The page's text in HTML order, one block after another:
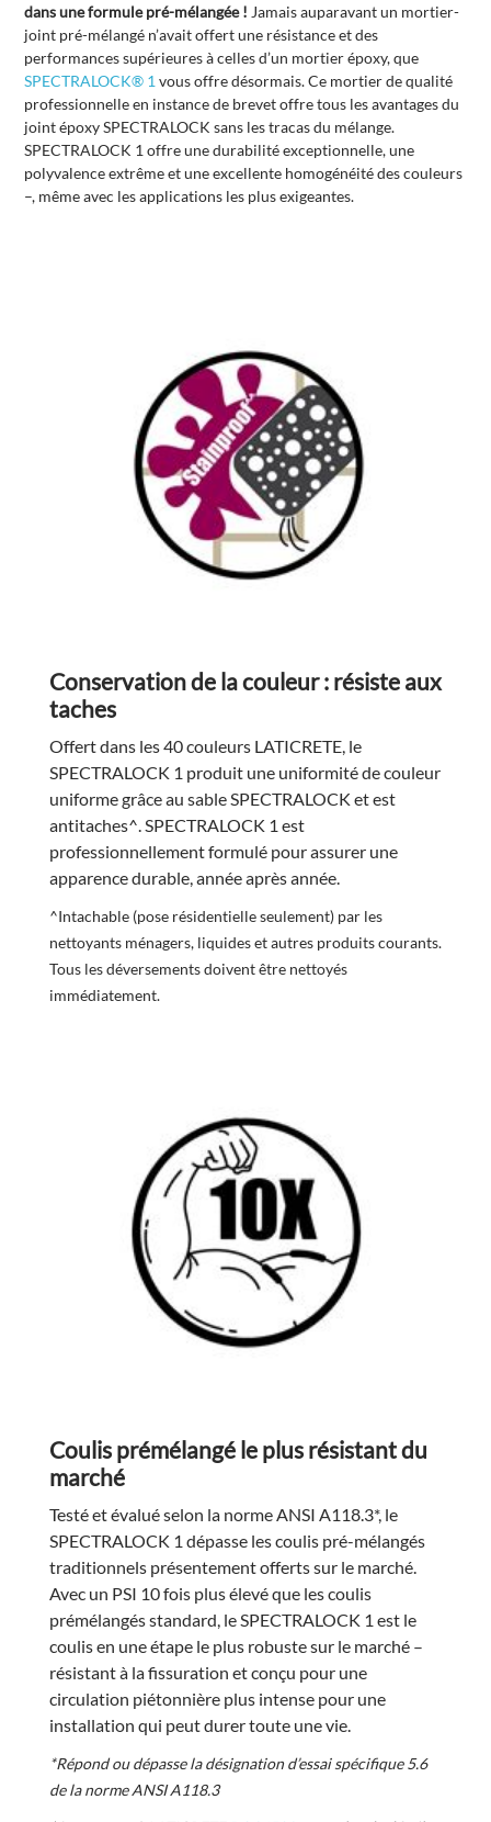
dans une formule pré-mélangée ! Jamais auparavant un mortier-
joint pré-mélangé n’avait offert une résistance et des
performances supérieures à celles d’un mortier époxy, que
SPECTRALOCK® 1 vous offre désormais. Ce mortier de qualité
professionnelle en instance de brevet offre tous les avantages du
joint époxy SPECTRALOCK sans les tracas du mélange.
SPECTRALOCK 1 offre une durabilité exceptionnelle, une
polyvalence extrême et une excellente homogénéité des couleurs
–, même avec les applications les plus exigeantes.
Conservation de la couleur : résiste aux
taches
Offert dans les 40 couleurs LATICRETE, le
SPECTRALOCK 1 produit une uniformité de couleur
uniforme grâce au sable SPECTRALOCK et est
antitaches^. SPECTRALOCK 1 est
professionnellement formulé pour assurer une
apparence durable, année après année.
^Intachable (pose résidentielle seulement) par les
nettoyants ménagers, liquides et autres produits courants.
Tous les déversements doivent être nettoyés
immédiatement.
Coulis prémélangé le plus résistant du
marché
Testé et évalué selon la norme ANSI A118.3*, le
SPECTRALOCK 1 dépasse les coulis pré-mélangés
traditionnels présentement offerts sur le marché.
Avec un PSI 10 fois plus élevé que les coulis
prémélangés standard, le SPECTRALOCK 1 est le
coulis en une étape le plus robuste sur le marché –
résistant à la fissuration et conçu pour une
circulation piétonnière plus intense pour une
installation qui peut durer toute une vie.
*Répond ou dépasse la désignation d’essai spécifique 5.6
de la norme ANSI A118.3